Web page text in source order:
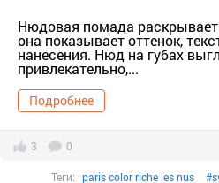
Нюдовая помада раскрывает
она показывает оттенок,
нанесения. Нюд на губах
привлекательно,...
Подробнее
3 0
Теги: paris color riche les nus